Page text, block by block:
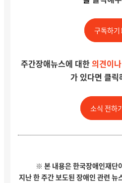
구독하기
주간장애뉴스에 대한의견이
가 있다면 클
소식 전하
※ 본 내용은 한국장애인재단
지난 한 주간 보도된 장애인 관련 뉴